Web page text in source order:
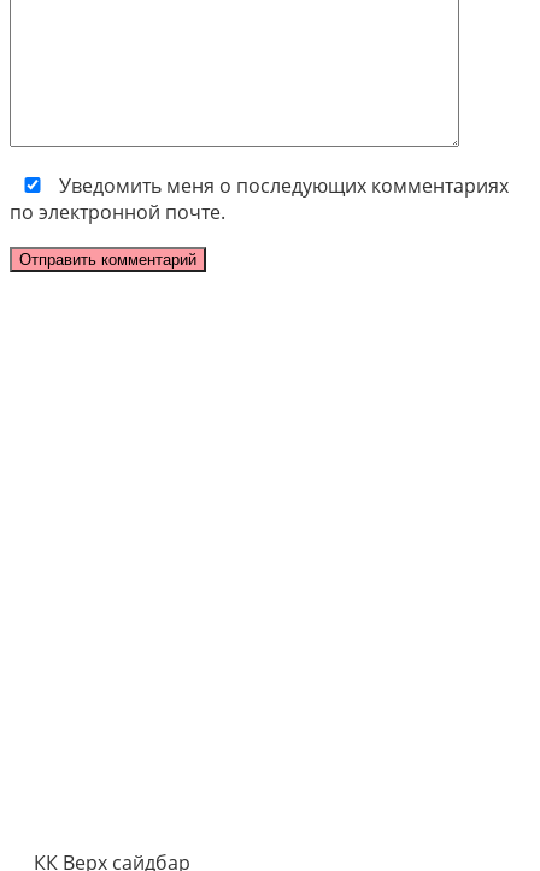
Уведомить меня о последующих комментариях
по электронной почте.
КК Верх сайдбар